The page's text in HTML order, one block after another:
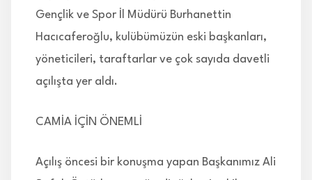
Gençlik ve Spor İl Müdürü Burhanettin
Hacıcaferoğlu, kulübümüzün eski başkanları,
yöneticileri, taraftarlar ve çok sayıda davetli
açılışta yer aldı.
CAMİA İÇİN ÖNEMLİ
Açılış öncesi bir konuşma yapan Başkanımız Ali